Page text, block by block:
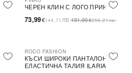
-44%
ЧЕРЕН КЛИН С ЛОГО ПРИНТ
73,99€144,71 ЛВ.131,00€256,21лв.
-31%
ROCO FASHION
КЪСИ ШИРОКИ ПАНТАЛОНИ С
ЕЛАСТИЧНА ТАЛИЯ ILARIA